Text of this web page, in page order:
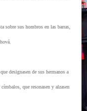
sobre sus hombros en las barras,
designasen de sus hermanos a
que resonasen y alzasen